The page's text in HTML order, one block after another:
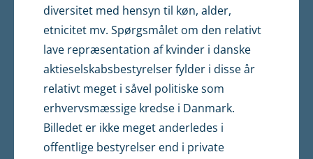
diversitet med hensyn til køn, alder,
etnicitet mv. Spørgsmålet om den relativt
lave repræsentation af kvinder i danske
aktieselskabsbestyrelser fylder i disse år
relativt meget i såvel politiske som
erhvervsmæssige kredse i Danmark.
Billedet er ikke meget anderledes i
offentlige bestyrelser end i private